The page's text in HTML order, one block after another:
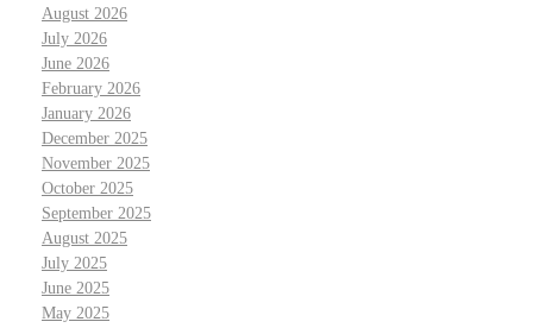
August 2026
July 2026
June 2026
February 2026
January 2026
December 2025
November 2025
October 2025
September 2025
August 2025
July 2025
June 2025
May 2025